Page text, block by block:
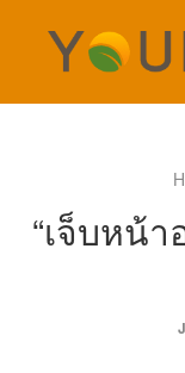
“เจ็บหน้